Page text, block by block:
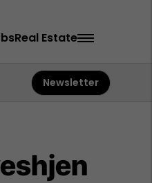
Real Estate
Newsletter